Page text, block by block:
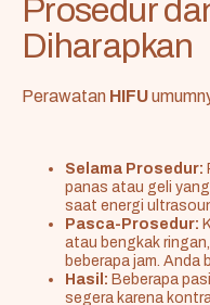
Prosedur
Diharapkan
Perawatan HIFU
Selama Prosedur:
panas atau geli
saat energi
Pasca-Prosedur:
atau bengkak
beberapa jam. Anda
Hasil: Beberapa
segera karena